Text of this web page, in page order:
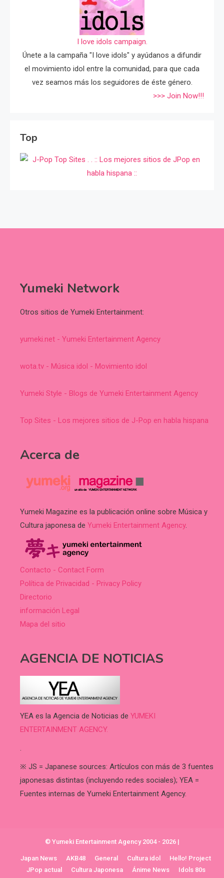
I love idols campaign.
Únete a la campaña "I love idols" y ayúdanos a difundir
el movimiento idol entre la comunidad, para que cada
vez seamos más los seguidores de éste género.
>>> Join Now!!!
Top
Yumeki Network
Otros sitios de Yumeki Entertainment:
yumeki.net - Yumeki Entertainment Agency
wota.tv - Música idol - Movimiento idol
Yumeki Style - Blogs de Yumeki Entertainment Agency
Top Sites - Los mejores sitios de J-Pop en habla hispana
Acerca de
Yumeki Magazine es la publicación online sobre Música y
Cultura japonesa de Yumeki Entertainment Agency.
Contacto - Contact Form
Política de Privacidad - Privacy Policy
Directorio
información Legal
Mapa del sitio
AGENCIA DE NOTICIAS
YEA es la Agencia de Noticias de YUMEKI
ENTERTAINMENT AGENCY.
.
※ JS = Japanese sources: Artículos con más de 3 fuentes
japonesas distintas (incluyendo redes sociales); YEA =
Fuentes internas de Yumeki Entertainment Agency.
© Yumeki Entertainment Agency 2004 - 2026 |
Japan News AKB48 General Cultura idol
Hello! Project
JPop actual
Cultura Japonesa Ánime News
Idols 80s